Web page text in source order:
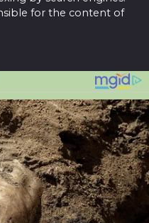
for the content of